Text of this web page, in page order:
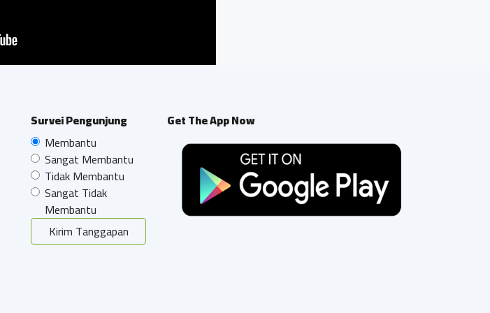
Survei Pengunjung
Membantu
Sangat Membantu
Tidak Membantu
Sangat Tidak
Membantu
Kirim Tanggapan
Get The App Now